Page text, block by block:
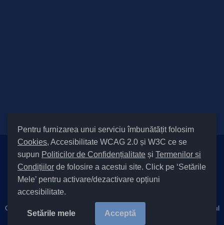
Pentru furnizarea unui serviciu îmbunătățit folosim
Cookies, Accesibilitate WCAG 2.0 și W3C ce se
supun Politicilor de Confidențialitate și Termenilor și
Condițiilor de folosire a acestui site. Click pe ‘Setările
Mele’ pentru activare/dezactivare opțiuni
accesibilitate.
Setările mele Acceptă
Setări Cookies și Accesibilitate
Informare cu privire la prelucrarea datelor|Politică de utilizare
| Termeni și condiții de utilizare a site-ului
Cod Județ 4 / Județul Bacău / Tipul UAT – 14 – C – Comună / Codul
SIRUTA al Unității Administrativ-Teritoriale 22576 / Filipești